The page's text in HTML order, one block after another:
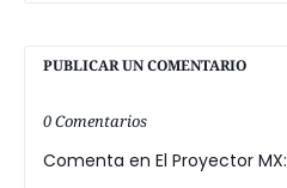
PUBLICAR UN COMENTARIO
0 Comentarios
Comenta en El Proyector MX: